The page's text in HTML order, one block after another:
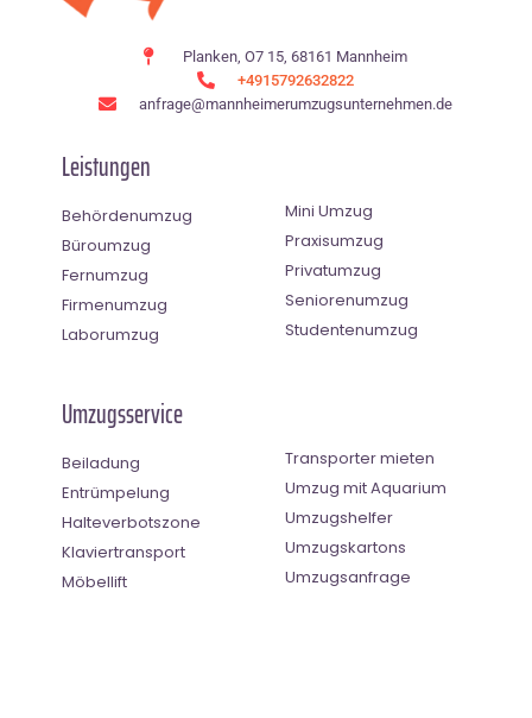
Planken, O7 15, 68161 Mannheim
+4915792632822
anfrage@mannheimerumzugsunternehmen.de
Leistungen
Behördenumzug
Büroumzug
Fernumzug
Firmenumzug
Laborumzug
Mini Umzug
Praxisumzug
Privatumzug
Seniorenumzug
Studentenumzug
Umzugsservice
Beiladung
Entrümpelung
Halteverbotszone
Klaviertransport
Möbellift
Transporter mieten
Umzug mit Aquarium
Umzugshelfer
Umzugskartons
Umzugsanfrage